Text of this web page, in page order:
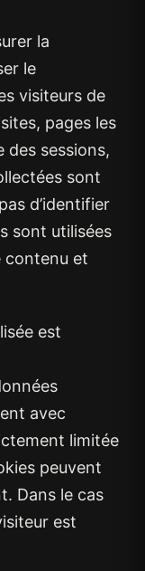
la
le
visiteurs de
pages les
des sessions,
sont
d’identifier
sont utilisées
contenu et
est
avec
limitée
peuvent
Dans le cas
est